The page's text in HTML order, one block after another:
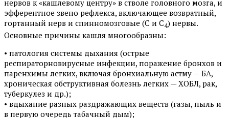
нервов к «кашлевому центру» в стволе головного мозга, и
эфферентное звено рефлекса, включающее возвратный,
гортанный нерв и спинномозговые (С и С4) нервы.
Основные причины кашля многообразны:
• патология системы дыхания (острые
респираторновирусные инфекции, поражение бронхов и
паренхимы легких, включая бронхиальную астму — БА,
хроническая обструктивная болезнь легких — ХОБЛ, рак,
туберкулез и др.);
• вдыхание разных раздражающих веществ (газы, пыль и
в первую очередь табачный дым);